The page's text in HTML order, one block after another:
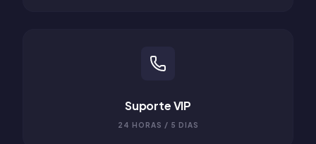
Suporte VIP
24 HORAS / 5 DIAS